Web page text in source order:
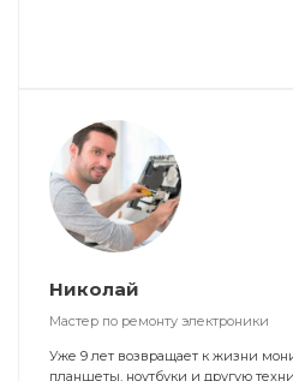
Николай
Мастер по ремонту электроники
Уже 9 лет возвращает к жизни
планшеты, ноутбуки и другую